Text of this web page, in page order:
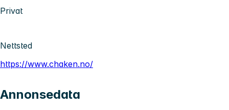
Privat
Nettsted
https://www.chaken.no/
Annonsedata